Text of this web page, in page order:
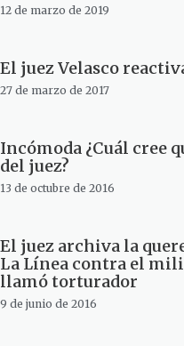
12 de marzo de 2019
El juez Velasco reactiva
27 de marzo de 2017
Incómoda ¿Cuál cree
del juez?
13 de octubre de 2016
El juez archiva la
La Línea contra el
llamó torturador
9 de junio de 2016